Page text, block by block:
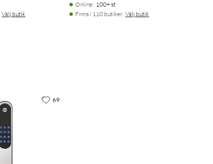
Välj butik
Online: 100+ st
Finns i 110 butiker. Välj butik
69